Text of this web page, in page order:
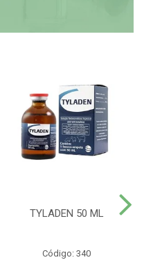
TYLADEN 50 ML
Código: 340